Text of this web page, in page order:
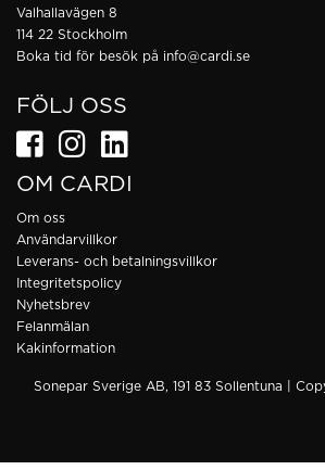
Valhallavägen 8
114 22 Stockholm
Boka tid för besök på info@cardi.se
FÖLJ OSS
OM CARDI
Om oss
Användarvillkor
Leverans- och betalningsvillkor
Integritetspolicy
Nyhetsbrev
Felanmälan
Kakinformation
Sonepar Sverige AB, 191 83 Sollentuna |